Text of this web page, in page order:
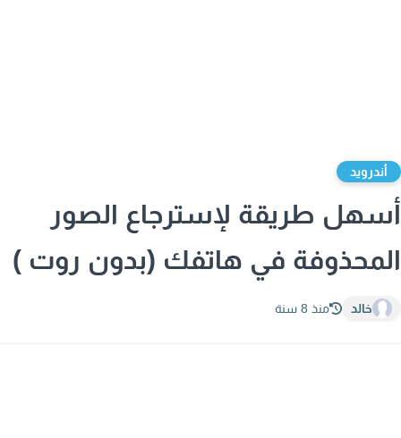
طريقة لإسترجاع الصور
في هاتفك (بدون روت )
خالد منذ 8 سنة